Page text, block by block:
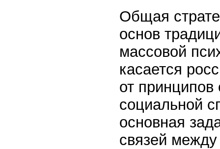
Общая
основ
массовой
касается
от принципов
социальной
основная
связей